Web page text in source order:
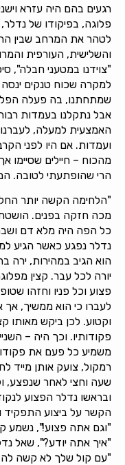
רגעים בהם היה עזרא
פלוגה, בפיקודו של
לטהר את המרחב שבין
והשלישית, העורפית
"צוידנו במטעני חבלה",
למקרה שכוח טנקים
שמתחתנו, בה פעלה
אבל נתקלנו בעמדות
האמצעית למעלה, לעברנו.
ועמדות. אם היו לפני
מהכוח – חיילים שסיימו
הרי שהופתעתי לטובה.
"הלחימה הקשה יותר
מכה חזקה בפנים.
כל הפה היה מלא דם
נדלר נפגע כאשר הגיע
הוא הגיב במהירות,
יורה לכל עבר. קצין
פצוע וכל פניו וחזהו
לעברו כי הוא ממשיך, אך
וקטוע. לכן ביקש מאותו
פקודותיו. וכך היה –
משמיע כל פעם את
רמקול, צועק אותן מייד
שעה וחצי לאחר שנפצע,
ובראשו נדלר הפצוע
הקשר על ביצוע התפקיד
"וגם אתה פצוע!", נשמע
"איך אתה יודע?", שאל
"עם קול שלך לא קשה